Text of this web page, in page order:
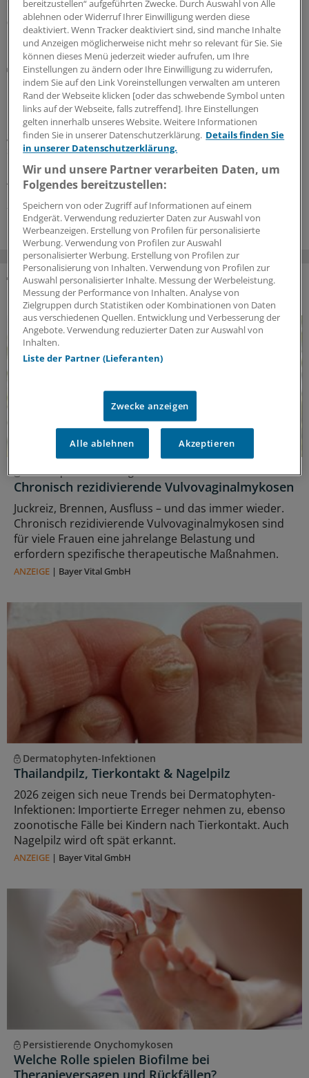
04.08.2026
Hausärztin gibt Tipps
Darauf ist in der Kommunikation mit Skabies-
Patienten zu achten
Bei der Behandlung von Personen mit Skabies sollte
genug Zeit für die Aufklärung bleiben. Denn Betroffene
sind oftmals überfordert mit den Details der Therapie.
Hausärztin Lisa Degenererklärt im Interview mit der
Ärzte Zeitung, was beim Patientengespräch wichtig ist.
27.07.2026
DAS KÖNNTE SIE AUCH INTERESSIEREN
Lebensqualität zurückgewinnen
Chronisch rezidivierende Vulvovaginalmykosen
Juckreiz, Brennen, Ausfluss – und das immer wieder.
Chronisch rezidivierende Vulvovaginalmykosen sind
für viele Frauen eine jahrelange Belastung und
erfordern spezifische therapeutische Maßnahmen.
ANZEIGE | Bayer Vital GmbH
Dermatophyten-Infektionen
Thailandpilz, Tierkontakt & Nagelpilz
2026 zeigen sich neue Trends bei Dermatophyten-
Infektionen: Importierte Erreger nehmen zu, ebenso
zoonotische Fälle bei Kindern nach Tierkontakt. Auch
Nagelpilz wird oft spät erkannt.
ANZEIGE | Bayer Vital GmbH
Persistierende Onychomykosen
Welche Rolle spielen Biofilme bei
Therapieversagen und Rückfällen?
bereitzustellen“ aufgeführten Zwecke. Durch Auswahl von Alle
ablehnen oder Widerruf Ihrer Einwilligung werden diese
deaktiviert. Wenn Tracker deaktiviert sind, sind manche Inhalte
und Anzeigen möglicherweise nicht mehr so relevant für Sie. Sie
können dieses Menü jederzeit wieder aufrufen, um Ihre
Einstellungen zu ändern oder Ihre Einwilligung zu widerrufen,
indem Sie auf den Link Voreinstellungen verwalten am unteren
Rand der Webseite klicken [oder das schwebende Symbol unten
links auf der Webseite, falls zutreffend]. Ihre Einstellungen
gelten innerhalb unseres Website. Weitere Informationen
finden Sie in unserer Datenschutzerklärung. Details finden Sie
in unserer Datenschutzerklärung.
Wir und unsere Partner verarbeiten Daten, um
Folgendes bereitzustellen:
Speichern von oder Zugriff auf Informationen auf einem
Endgerät. Verwendung reduzierter Daten zur Auswahl von
Werbeanzeigen. Erstellung von Profilen für personalisierte
Werbung. Verwendung von Profilen zur Auswahl
personalisierter Werbung. Erstellung von Profilen zur
Personalisierung von Inhalten. Verwendung von Profilen zur
Auswahl personalisierter Inhalte. Messung der Werbeleistung.
Messung der Performance von Inhalten. Analyse von
Zielgruppen durch Statistiken oder Kombinationen von Daten
aus verschiedenen Quellen. Entwicklung und Verbesserung der
Angebote. Verwendung reduzierter Daten zur Auswahl von
Inhalten.
Liste der Partner (Lieferanten)
Zwecke anzeigen
Alle ablehnen Akzeptieren